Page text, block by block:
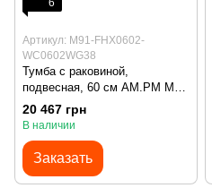
6
Артикул: M91-FHX0602-
WC0602WG38
Тумба с раковиной,
подвесная, 60 см AM.PM M91-
FHX0602-WC0602WG38 GEM
S
20 467 грн
В наличии
Заказать